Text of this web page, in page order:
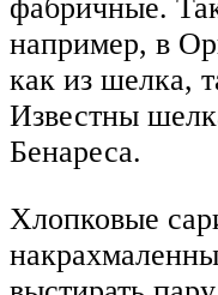
фабричные.
например, в
как из шелка,
Известны
Бенареса.
Хлопковые